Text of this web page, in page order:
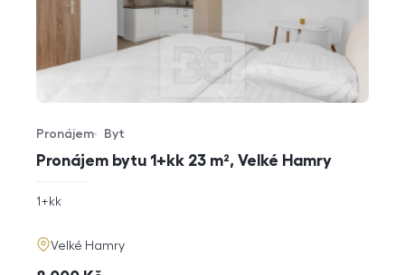
Pronájem bytu 1+kk 23 m², Velké Hamry
Typ nabídky
Pronájem
Typ nemovitosti
Byt
rozměry
1+kk
adresa
Velké Hamry